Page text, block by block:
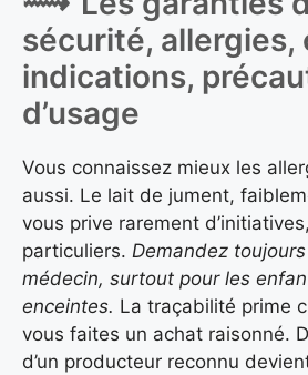
sécurité, allergies,
indications,
d’usage
Vous connaissez mieux les
aussi. Le lait de jument,
vous prive rarement
particuliers. Demandez toujours
médecin, surtout pour les
enceintes. La traçabilité prime
vous faites un achat raisonné.
d’un producteur reconnu